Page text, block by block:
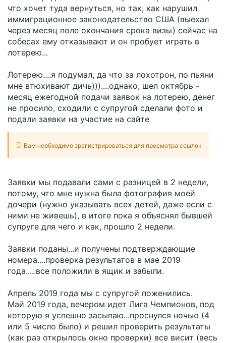
что хочет туда вернуться, но так, как нарушил
иммиграционное законодательство США (выехал
через месяц поле окончания срока визы) сейчас на
собесах ему отказывают и он пробует играть в
лотерею...
Лотерею....я подумал, да что за лохотрон, по пьяни
мне втюхивают дичь)))....однако, шел октябрь -
месяц ежегодной подачи заявок на лотерею, денег
не просило, сходили с супругой сделали фото и
подали заявки на участие на сайте
Вам необходимо зрегистрироваться для просмотра ссылок
Заявки мы подавали сами с разницей в 2 недели,
потому, что мне нужна была фотография моей
дочери (нужно указывать всех детей, даже если с
ними не живешь), в итоге пока я объяснял бывшей
супруге для чего и как, прошло 2 недели.
Заявки поданы...и получены подтверждающие
номера....проверка результатов в мае 2019
года.....все положили в ящик и забыли.
Апрель 2019 года мы с супругой поженились.
Май 2019 года, вечером идет Лига Чемпионов, под
которую я успешно засыпаю...проснулся ночью (4
или 5 число было) и решил проверить результаты
(как раз открылось окно проверки) все висит (весь